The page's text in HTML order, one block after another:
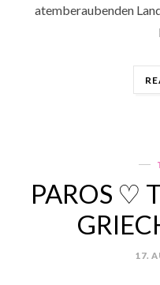
atemberaubenden
PAROS ♡
17.